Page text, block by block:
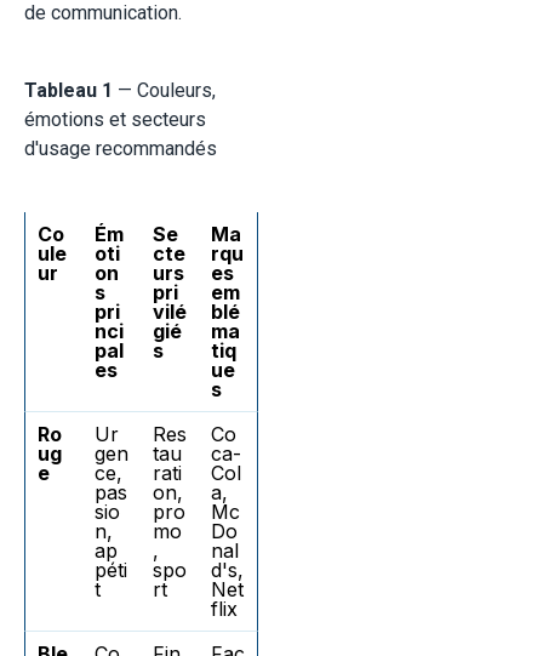
de communication.
Tableau 1 — Couleurs,
émotions et secteurs
d'usage recommandés
Co
ule
ur
Ém
oti
on
s
pri
nci
pal
es
Se
cte
urs
pri
vilé
gié
s
Ma
rqu
es
em
blé
ma
tiq
ue
s
Ro
ug
e
Ur
gen
ce,
pas
sio
n,
ap
péti
t
Res
tau
rati
on,
pro
mo
,
spo
rt
Co
ca-
Col
a,
Mc
Do
nal
d's,
Net
flix